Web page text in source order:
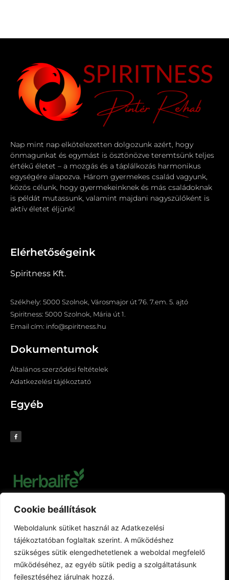
Cookie beállítások
Weboldalunk sütiket használ az Adatkezelési
tájékoztatóban foglaltak szerint. A működéshez
szükséges sütik elengedhetetlenek a weboldal megfelelő
működéséhez, az egyéb sütik pedig a szolgáltatásunk
fejlesztéséhez járulnak hozzá.
Nap mint nap elkötelezetten dolgozunk azért, hogy
önmagunkat és egymást is ösztönözve teremtsünk teljes
értékű életet – a mozgás és a táplálkozás harmonikus
egységére alapozva. Három gyermekes család vagyunk,
közös célunk, hogy gyermekeinknek és más családoknak
is példát mutassunk, valamint majdani nagyszülőként is
aktív életet éljünk!
Elérhetőségeink
Spiritness Kft.
Székhely: 5000 Szolnok, Városmajor út 76. 7.em. 5. ajtó
Spiritness: 5000 Szolnok, Mária út 1.
Email cím: info@spiritness.hu
Dokumentumok
Általános szerződési feltételek
Adatkezelési tájékoztató
Egyéb